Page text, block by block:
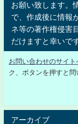
お願い致します。
で、作成後に情報
ネ等の著作権侵害
だけますと幸いで
お問い合わせのサイ
ク、ボタンを押すと
アーカイブ